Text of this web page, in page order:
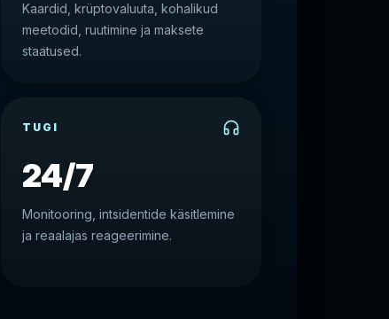
Kaardid, krüptovaluuta, kohalikud
meetodid, ruutimine ja maksete
staatused.
TUGI
24/7
Monitooring, intsidentide käsitlemine
ja reaalajas reageerimine.